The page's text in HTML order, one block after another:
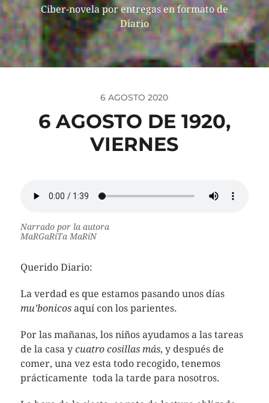
Ciber-novela por entregas en formato de
Diario
6 AGOSTO 2020
6 AGOSTO DE 1920,
VIERNES
Narrado por la autora
MaRGaRiTa MaRíN
Querido Diario:
La verdad es que estamos pasando unos días
mu’bonicosaquí con los parientes.
Por las mañanas, los niños ayudamos a las tareas
de la casa y cuatro cosillas más, y después de
comer, una vez esta todo recogido, tenemos
prácticamente toda la tarde para nosotros.